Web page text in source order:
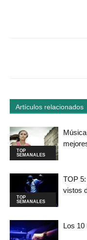
Artículos relacionados
TOP
SEMANALES
TOP
SEMANALES
TOP
vistos
Los 10